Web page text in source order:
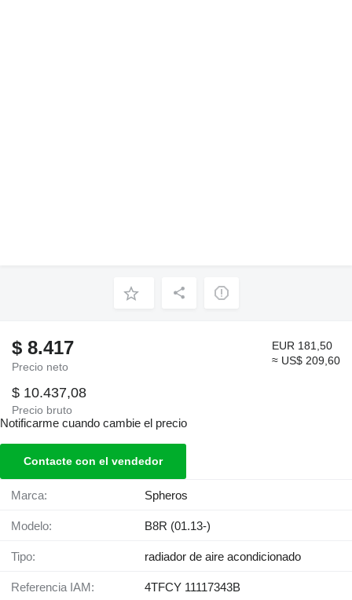
$ 8.417
Precio neto
EUR 181,50
≈ US$ 209,60
$ 10.437,08
Precio bruto
Notificarme cuando cambie el precio
Contacte con el vendedor
Marca: Spheros
Modelo: B8R (01.13-)
Tipo: radiador de aire acondicionado
Referencia IAM: 4TFCY 11117343B